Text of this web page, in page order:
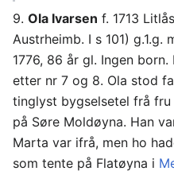
9. Ola Ivarsen f. 1713
Austrheimb. I s 101) g.1.g.
1776, 86 år gl. Ingen
etter nr 7 og 8. Ola stod
tinglyst bygselsetel frå
på Søre Moldøyna. Han
Marta var ifrå, men ho
som tente på Flatøyna i